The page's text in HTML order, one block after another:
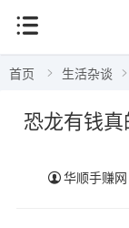
首页 生活杂谈
恐龙有钱
华顺手赚网